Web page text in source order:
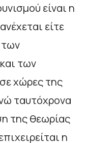
είναι η
είτε
των
των
χώρες της
ταυτόχρονα
της θεωρίας
η